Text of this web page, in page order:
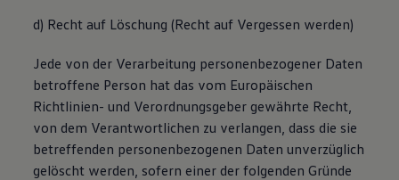
d) Recht auf Löschung (Recht auf Vergessen werden)
Jede von der Verarbeitung personenbezogener Daten
betroffene Person hat das vom Europäischen
Richtlinien- und Verordnungsgeber gewährte Recht,
von dem Verantwortlichen zu verlangen, dass die sie
betreffenden personenbezogenen Daten unverzüglich
gelöscht werden, sofern einer der folgenden Gründe